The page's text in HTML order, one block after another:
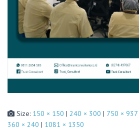
Size: 150 × 150 | 240 × 300 | 750 × 937
360 × 240 | 1081 × 1350